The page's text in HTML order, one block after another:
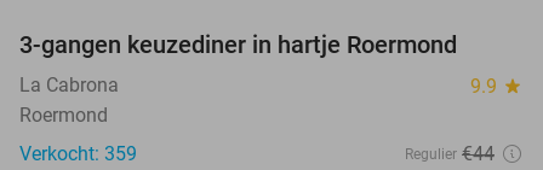
3-gangen keuzediner in hartje Roermond
La Cabrona 9.9 star
Roermond
Verkocht: 359
Regulier €44